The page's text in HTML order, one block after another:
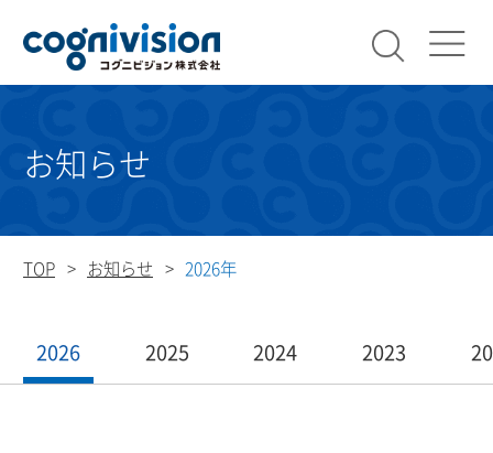
コグニ
お知らせ
TOP お知らせ 2026年
2026 2025 2024 2023